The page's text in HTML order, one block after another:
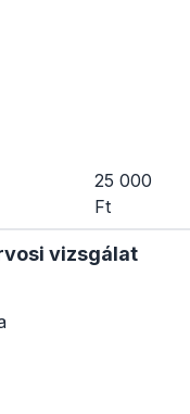
25 000
Ft
vizsgálat